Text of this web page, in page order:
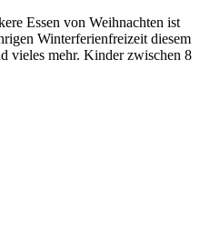
Essen von Weihnachten ist
Winterferienfreizeit diesem
vieles mehr. Kinder zwischen 8